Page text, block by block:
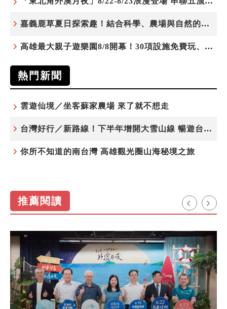
嘉義鹿草夏日探索趣！結合科學、農場與自然的親子小旅行
高雄最大親子遊樂園8/8開幕！30項設施免費玩、YOYO家族嗨翻暑假
熱門新聞
雲遊仙境／坐客蘇家農場 來了就不想走
台灣好行／新路線！下半年增開大雪山線 暢遊台中更便利
你所不知道的南台灣 高雄觀光圈山海秘境之旅
推薦閱讀